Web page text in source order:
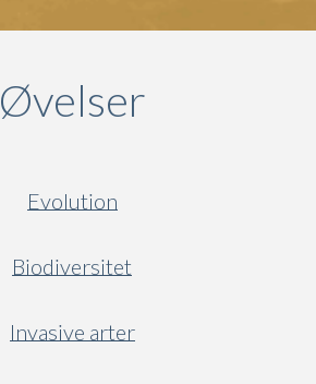
Øvelser
Evolution
Biodiversitet
Invasive arter